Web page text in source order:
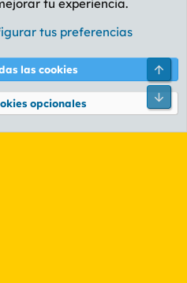
Política de privacidad Ayuda
2026 XenForo Ltd.
tu experiencia.
tus preferencias
las cookies
opcionales
Pie